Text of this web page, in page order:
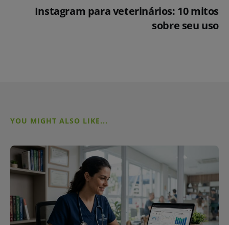
Instagram para veterinários: 10 mitos
sobre seu uso
YOU MIGHT ALSO LIKE...